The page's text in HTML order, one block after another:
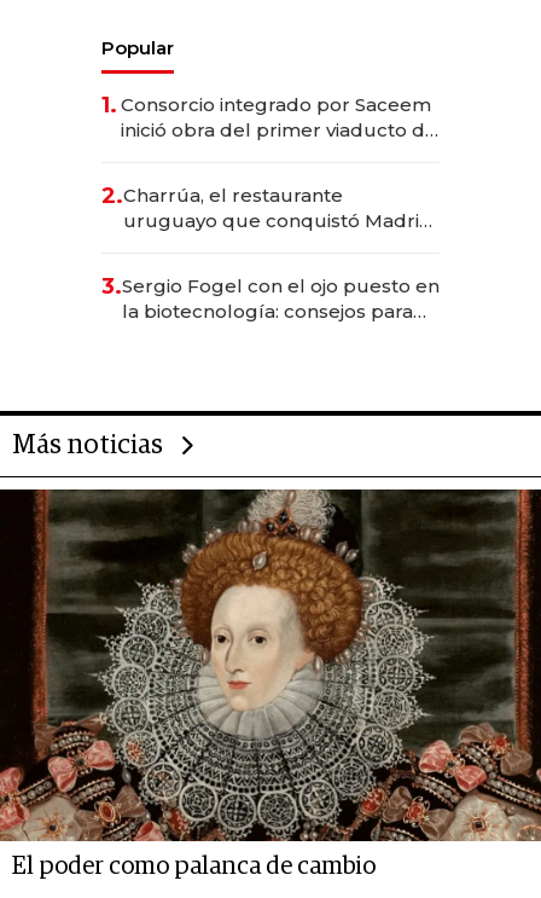
Popular
1. Consorcio integrado por Saceem
inició obra del primer viaducto de
millones
2.Charrúa, el restaurante
uruguayo que conquistó Madrid:
anticipación y prepara apertura
3.Sergio Fogel con el ojo puesto en
la biotecnología: consejos para
Más noticias
El poder como palanca de cambio